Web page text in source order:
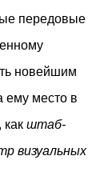
передовые
новейшим
ему место в
как штаб-
визуальных